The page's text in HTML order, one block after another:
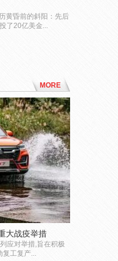
黄昏前的斜阳：先后
了20亿美金...
MORE
大战疫举措
应对举措,旨在积极
复工复产...